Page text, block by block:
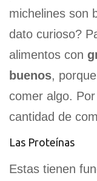
michelines son
dato curioso?
alimentos con
buenos,
comer algo.
cantidad de
Las Proteínas
Estas tienen